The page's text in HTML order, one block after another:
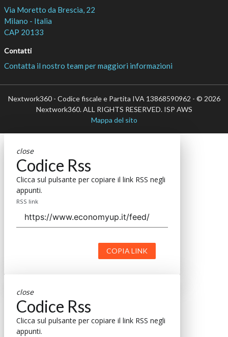
Via Moretto da Brescia, 22
Milano - Italia
CAP 20133
Contatti
Contatta il nostro team per maggiori informazioni
Nextwork360 - Codice fiscale e Partita IVA 13868590962 - © 2026
Nextwork360. ALL RIGHTS RESERVED. ISP AWS
Mappa del sito
close
Codice Rss
Clicca sul pulsante per copiare il link RSS negli
appunti.
RSS link
COPIA LINK
close
Codice Rss
Clicca sul pulsante per copiare il link RSS negli
appunti.